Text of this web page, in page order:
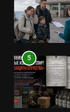
6
7
5